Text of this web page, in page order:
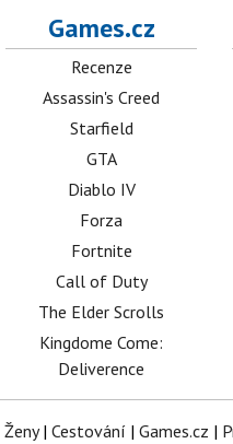
Games.cz
Recenze
Assassin's Creed
Starfield
GTA
Diablo IV
Forza
Fortnite
Call of Duty
The Elder Scrolls
Kingdome Come:
Deliverence
Ženy| Cestování | Games.cz |